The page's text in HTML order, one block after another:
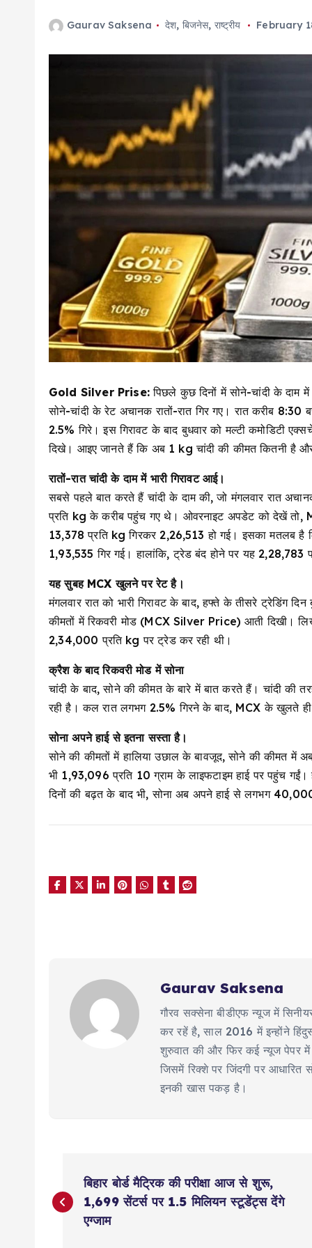
Gaurav Saksena देश, बिजनेस, राष्ट्रीय February
Gold Silver Prise:पिछले कुछ दिनों में सोने-चांदी के दाम में
सोने-चांदी के रेट अचानक रातों-रात गिर गए। रात करीब 8:30
2.5% गिरे। इस गिरावट के बाद बुधवार को मल्टी कमोडिटी
दिखे। आइए जानते हैं कि अब 1 kg चांदी की कीमत कितनी है
रातों-रात चांदी के दाम में भारी गिरावट आई।
सबसे पहले बात करते हैं चांदी के दाम की, जो मंगलवार रात
प्रति kg के करीब पहुंच गए थे। ओवरनाइट अपडेट को देखें तो,
₹13,378 प्रति kg गिरकर ₹2,26,513 हो गई। इसका मतलब
₹1,93,535 गिर गई। हालांकि, ट्रेड बंद होने पर यह ₹2,28,783
यह सुबह MCX खुलने पर रेट है।
मंगलवार रात को भारी गिरावट के बाद, हफ्ते के तीसरे ट्रेडिंग
कीमतों में रिकवरी मोड (MCX Silver Price) आती दिखी।
₹2,34,000 प्रति kg पर ट्रेड कर रही थी।
क्रैश के बाद रिकवरी मोड में सोना
चांदी के बाद, सोने की कीमत के बारे में बात करते हैं। चांदी की
रही है। कल रात लगभग 2.5% गिरने के बाद, MCX के खुलते ही
सोना अपने हाई से इतना सस्ता है।
सोने की कीमतों में हालिया उछाल के बावजूद, सोने की कीमत में
भी ₹1,93,096 प्रति 10 ग्राम के लाइफटाइम हाई पर पहुंच
दिनों की बढ़त के बाद भी, सोना अब अपने हाई से लगभग
Gaurav Saksena
गौरव सक्सेना बीडीएफ न्यूज में
कर रहें है, साल 2016 में इन्होंने
शुरुवात की और फिर कई न्यूज पेपर में
जिसमें रिक्शे पर जिंदगी पर
इनकी खास पकड़ है।
o
बिहार बोर्ड मैट्रिक की परीक्षा आज से शुरू,
1,699 सेंटर्स पर 1.5 मिलियन स्टूडेंट्स देंगे
एग्जाम